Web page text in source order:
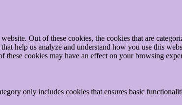
Out of these cookies, the cookies that are
help us analyze and understand how you use this
cookies may have an effect on your browsing
only includes cookies that ensures basic